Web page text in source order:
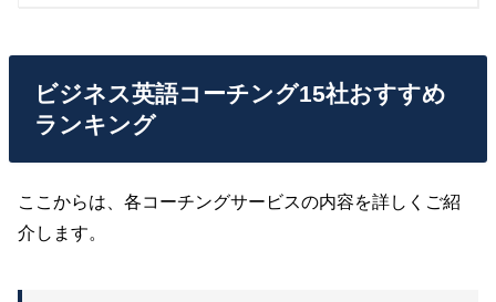
ビジネス英語コーチング15社おすすめ
ランキング
ここからは、各コーチングサービスの内容を詳しくご紹
介します。